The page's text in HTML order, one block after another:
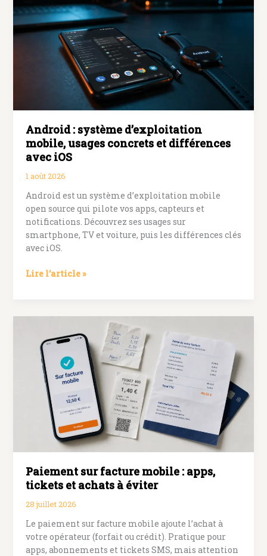
Android : système d’exploitation
mobile, usages concrets et différences
avec iOS
1 août 2026
Android est un système d’exploitation mobile
open source qui pilote vos apps, capteurs et
notifications. Découvrez ses usages sur
smartphone, TV et voiture, puis les différences clés
avec iOS.
Android
usages
concrets
différences
Lire l’article »
Paiement sur facture mobile : apps,
tickets et achats à éviter
28 juillet 2026
Le paiement sur facture mobile ajoute l’achat à
votre opérateur (forfait ou crédit). Pratique pour
apps, abonnements et tickets SMS, mais attention